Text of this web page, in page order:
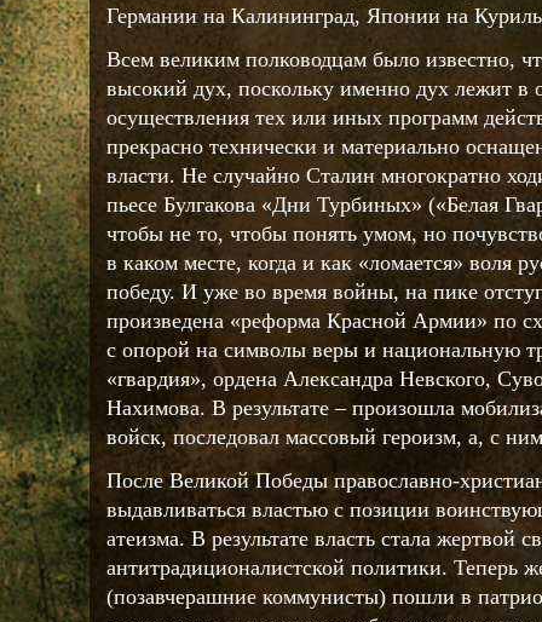
Германии на Калининград, Японии на
Всем великим полководцам было известно,
высокий дух, поскольку именно дух лежит в
осуществления тех или иных программ
прекрасно технически и материально
власти. Не случайно Сталин многократно
пьесе Булгакова «Дни Турбиных» («Белая
чтобы не то, чтобы понять умом, но
в каком месте, когда и как «ломается» воля
победу. И уже во время войны, на пике
произведена «реформа Красной Армии» по
с опорой на символы веры и национальную
«гвардия», ордена Александра Невского,
Нахимова. В результате – произошла
войск, последовал массовый героизм, а, с
После Великой Победы православно-
выдавливаться властью с позиции
атеизма. В результате власть стала жертвой
антитрадиционалистской политики. Теперь
(позавчерашние коммунисты) пошли в